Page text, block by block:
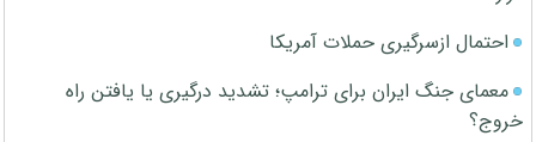
احتمال ازسرگیری حملات آمریکا
معمای جنگ ایران برای ترامپ؛ تشدید درگیری یا یافتن راه
خروج؟